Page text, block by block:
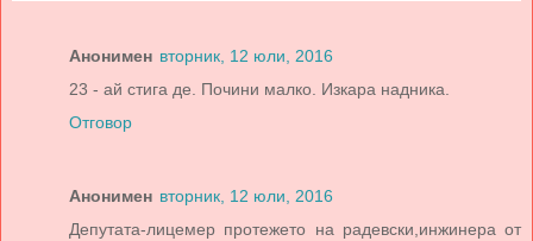
Анонимен вторник, 12 юли, 2016
23 - ай стига де. Почини малко. Изкара надника.
Отговор
Анонимен вторник, 12 юли, 2016
Депутата-лицемер протежето на радевски,инжинера от